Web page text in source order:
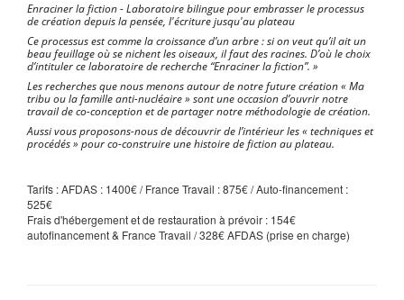
Enraciner la fiction - Laboratoire bilingue pour embrasser le processus
de création depuis la pensée, l'écriture jusqu'au plateau
Ce processus est comme la croissance d’un arbre : si on veut qu’il ait un
beau feuillage où se nichent les oiseaux, il faut des racines. D’où le choix
d’intituler ce laboratoire de recherche “Enraciner la fiction”. »
Les recherches que nous menons autour de notre future création « Ma
tribu ou la famille anti-nucléaire » sont une occasion d’ouvrir notre
travail de co-conception et de partager notre méthodologie de création.
Aussi vous proposons-nous de découvrir de l’intérieur les « techniques et
procédés » pour co-construire une histoire de fiction au plateau.
Tarifs : AFDAS : 1400€ / France Travail : 875€ / Auto-financement :
525€
Frais d'hébergement et de restauration à prévoir : 154€
autofinancement & France Travail / 328€ AFDAS (prise en charge)